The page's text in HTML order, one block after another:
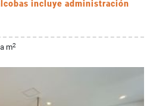
incluye administración
m2